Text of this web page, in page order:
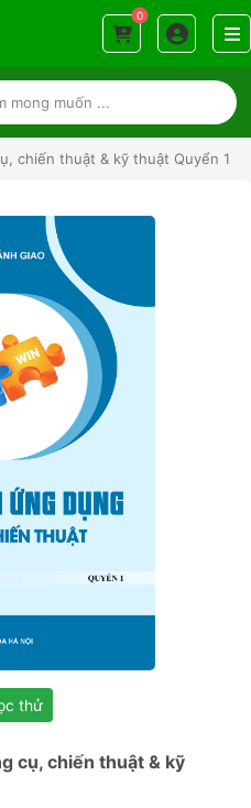
0
chiến thuật & kỹ thuật Quyển 1
thử
cụ, chiến thuật & kỹ